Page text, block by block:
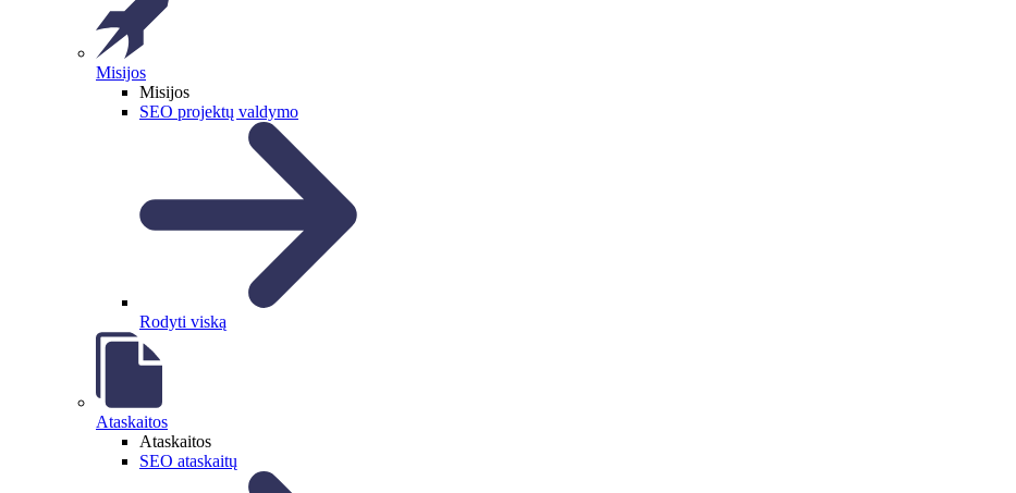
Misijos
Misijos
SEO projektų valdymo
Rodyti viską
Ataskaitos
Ataskaitos
SEO ataskaitų